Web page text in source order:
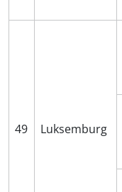
49 Luksemburg